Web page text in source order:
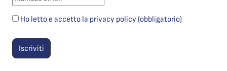
Ho letto e accetto la privacy policy (obbligatorio)